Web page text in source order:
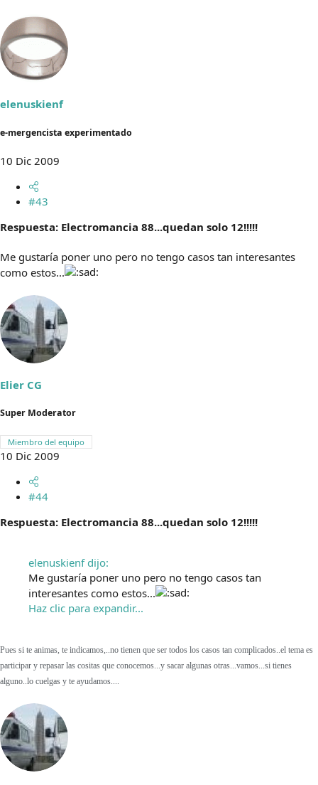
elenuskienf
e-mergencista experimentado
10 Dic 2009
#43
Respuesta: Electromancia 88...quedan solo 12!!!!!
Me gustaría poner uno pero no tengo casos tan interesantes
como estos...
Elier CG
Super Moderator
Miembro del equipo
10 Dic 2009
#44
Respuesta: Electromancia 88...quedan solo 12!!!!!
elenuskienf dijo:
Me gustaría poner uno pero no tengo casos tan
interesantes como estos...
Haz clic para expandir...
Pues si te animas, te indicamos,..no tienen que ser todos los casos tan complicados..el tema es
participar y repasar las cositas que conocemos...y sacar algunas otras...vamos...si tienes
alguno..lo cuelgas y te ayudamos....